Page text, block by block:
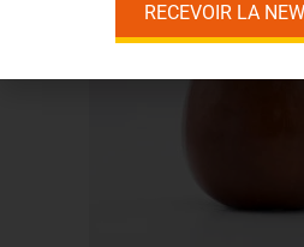
RECEVOIR LA